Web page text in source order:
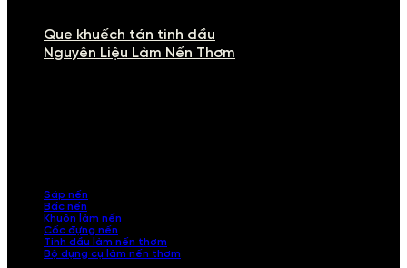
Que khuếch tán tinh dầu
Nguyên Liệu Làm Nến Thơm
Sáp nến
Bấc nến
Khuôn làm nến
Cốc đựng nến
Tinh dầu làm nến thơm
Bộ dụng cụ làm nến thơm